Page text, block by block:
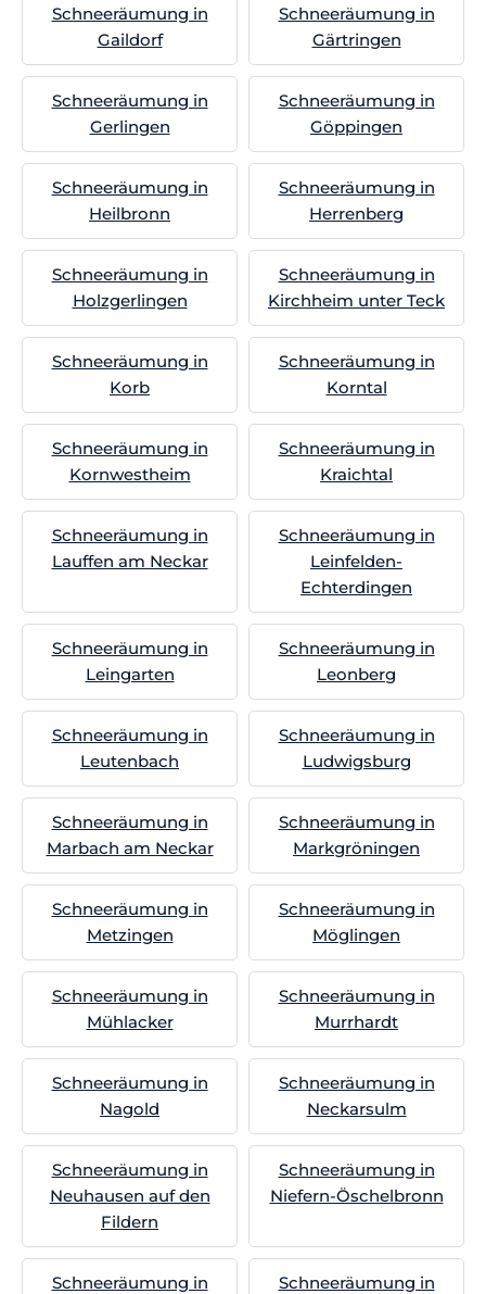
Schneeräumung in
Gaildorf
Schneeräumung in
Gärtringen
Schneeräumung in
Gerlingen
Schneeräumung in
Göppingen
Schneeräumung in
Heilbronn
Schneeräumung in
Herrenberg
Schneeräumung in
Holzgerlingen
Schneeräumung in
Kirchheim unter Teck
Schneeräumung in
Korb
Schneeräumung in
Korntal
Schneeräumung in
Kornwestheim
Schneeräumung in
Kraichtal
Schneeräumung in
Lauffen am Neckar
Schneeräumung in
Leinfelden-
Echterdingen
Schneeräumung in
Leingarten
Schneeräumung in
Leonberg
Schneeräumung in
Leutenbach
Schneeräumung in
Ludwigsburg
Schneeräumung in
Marbach am Neckar
Schneeräumung in
Markgröningen
Schneeräumung in
Metzingen
Schneeräumung in
Möglingen
Schneeräumung in
Mühlacker
Schneeräumung in
Murrhardt
Schneeräumung in
Nagold
Schneeräumung in
Neckarsulm
Schneeräumung in
Neuhausen auf den
Fildern
Schneeräumung in
Niefern-Öschelbronn
Schneeräumung in
Schneeräumung in